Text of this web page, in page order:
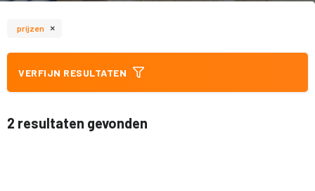
prijzen ×
VERFIJN RESULTATEN
2 resultaten gevonden